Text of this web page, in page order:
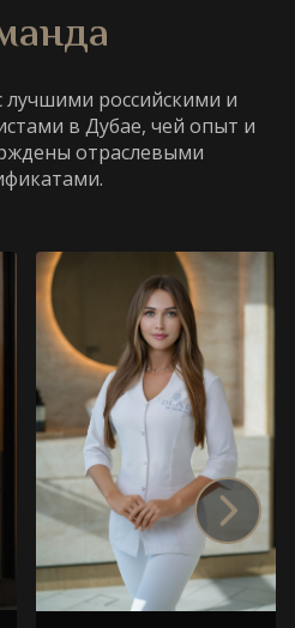
российскими и
в Дубае, чей опыт и
отраслевыми